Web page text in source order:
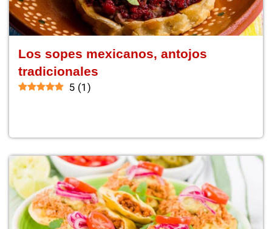
Los sopes mexicanos, antojos
tradicionales
5 (1 )